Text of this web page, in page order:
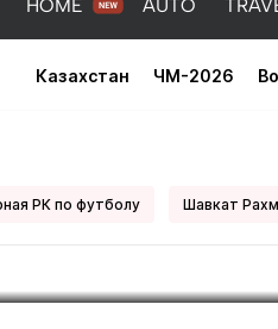
HOME AUTO
Казахстан ЧМ-2026
РК по футболу Шавкат
"Ак